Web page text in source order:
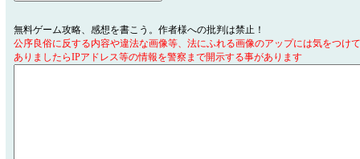
無料ゲーム攻略、感想を書こう。作者様への批判は禁止！
公序良俗に反する内容や違法な画像等、法にふれる画像のアップには気をつけ
ありましたらIPアドレス等の情報を警察まで開示する事があります